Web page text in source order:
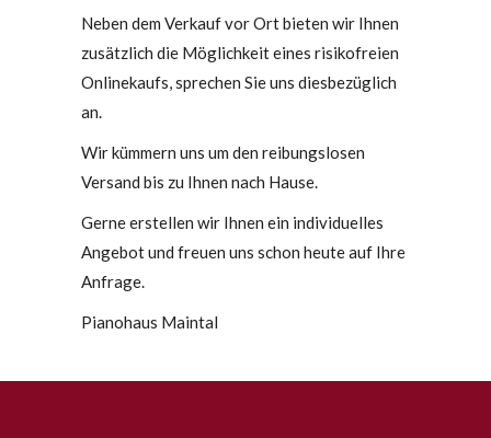
Neben dem Verkauf vor Ort bieten wir Ihnen
zusätzlich die Möglichkeit eines risikofreien
Onlinekaufs, sprechen Sie uns diesbezüglich
an.
Wir kümmern uns um den reibungslosen
Versand bis zu Ihnen nach Hause.
Gerne erstellen wir Ihnen ein individuelles
Angebot und freuen uns schon heute auf Ihre
Anfrage.
Pianohaus Maintal